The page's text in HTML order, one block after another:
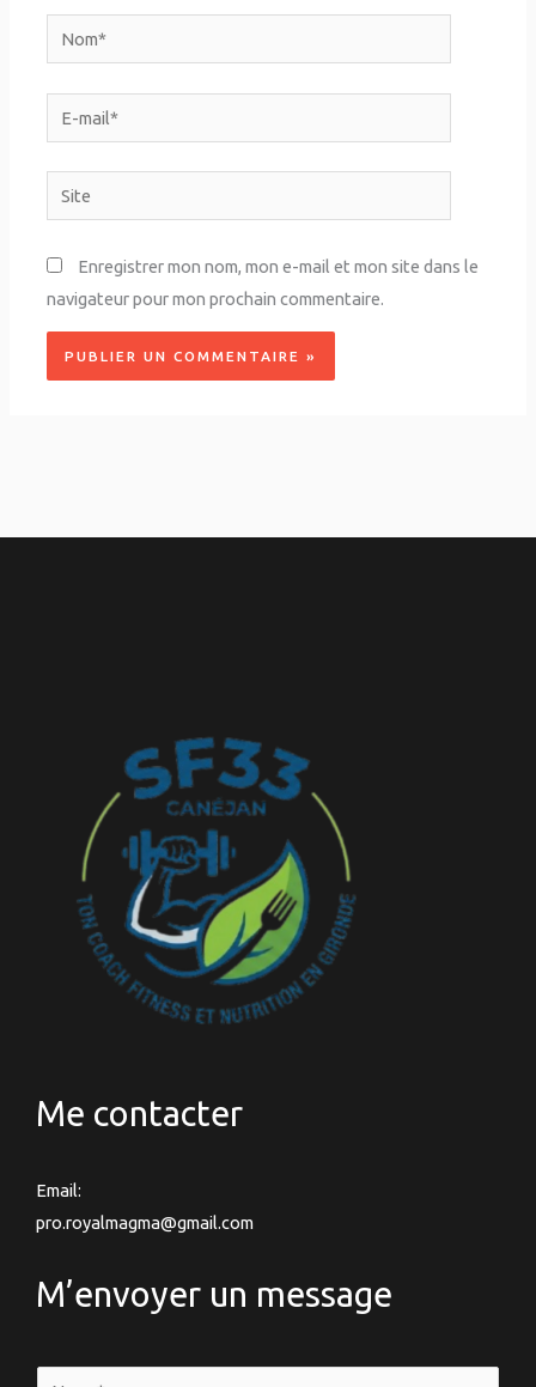
Nom*
E-
mail*
Site
Enregistrer mon nom, mon e-mail et mon site dans le
navigateur pour mon prochain commentaire.
Me contacter
Email:
pro.royalmagma@gmail.com
M’envoyer un message